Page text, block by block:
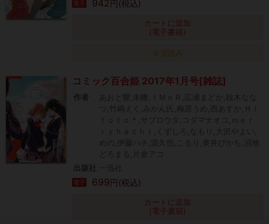
電子 942 円(税込)
カートに追加
(電子書籍)
タダ読み
コミック百合姫 2017年1月号[雑誌]
作者
あおと響,未幡,ｔＭｎＲ,広瀬まどか,椋木なな
つ,竹嶋えく,みかん氏,梅原うめ,西あすか,Ｈｉ
ｔｏｔｏ＊,サブロウタ,コダマナオコ,ｍｅｒ
ｒｙｈａｃｈｉ,くずしろ,なもり,大沢やよい,
めの,伊藤ハチ,源久也,こるり,黄井ぴかち,沼地
どろまる,片倉アコ
出版社
一迅社
電子 699円(税込)
カートに追加
(電子書籍)